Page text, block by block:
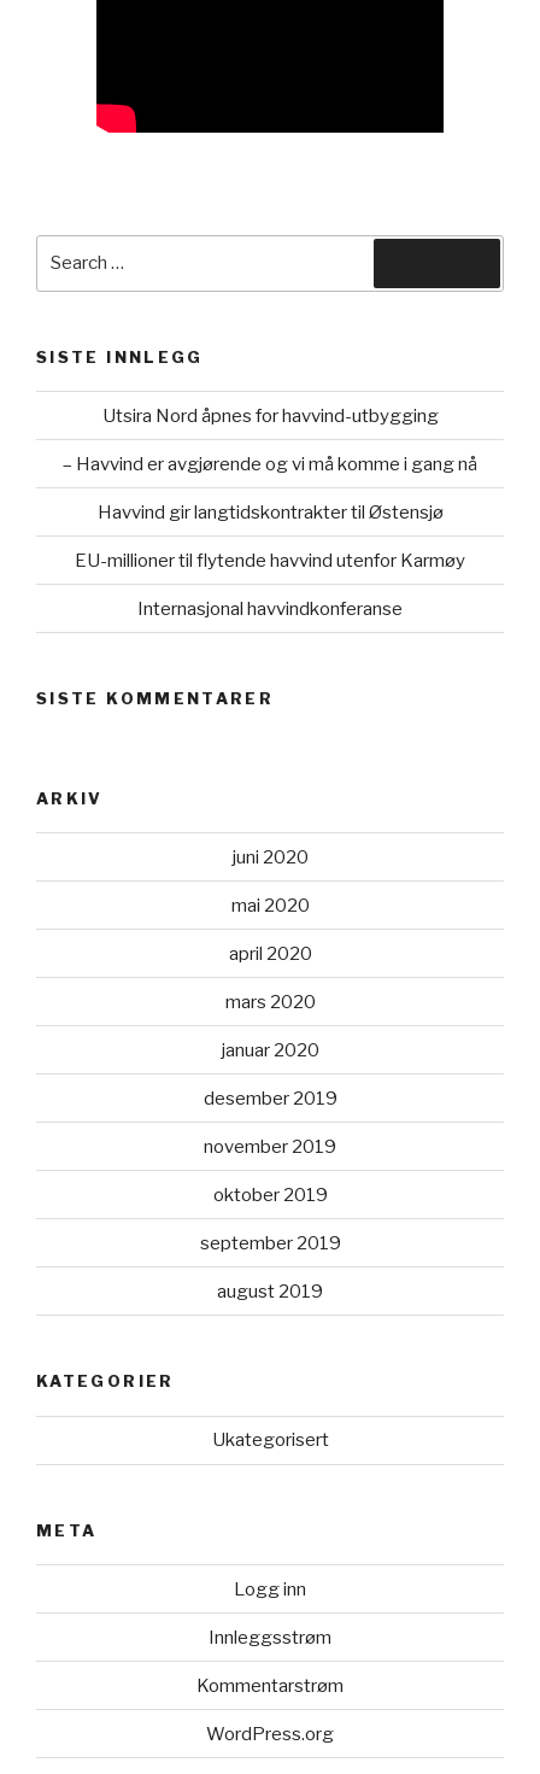
SISTE INNLEGG
Utsira Nord åpnes for havvind-utbygging
– Havvind er avgjørende og vi må komme i gang nå
Havvind gir langtidskontrakter til Østensjø
EU-millioner til flytende havvind utenfor Karmøy
Internasjonal havvindkonferanse
SISTE KOMMENTARER
ARKIV
juni 2020
mai 2020
april 2020
mars 2020
januar 2020
desember 2019
november 2019
oktober 2019
september 2019
august 2019
KATEGORIER
Ukategorisert
META
Logg inn
Innleggsstrøm
Kommentarstrøm
WordPress.org